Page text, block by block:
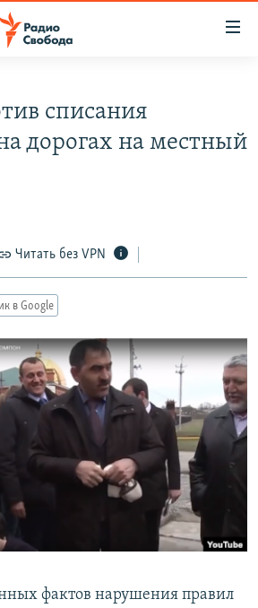
РАССЫЛКУ
списания
дорогах на местный
Читать без VPN
в Google
фактов нарушения правил